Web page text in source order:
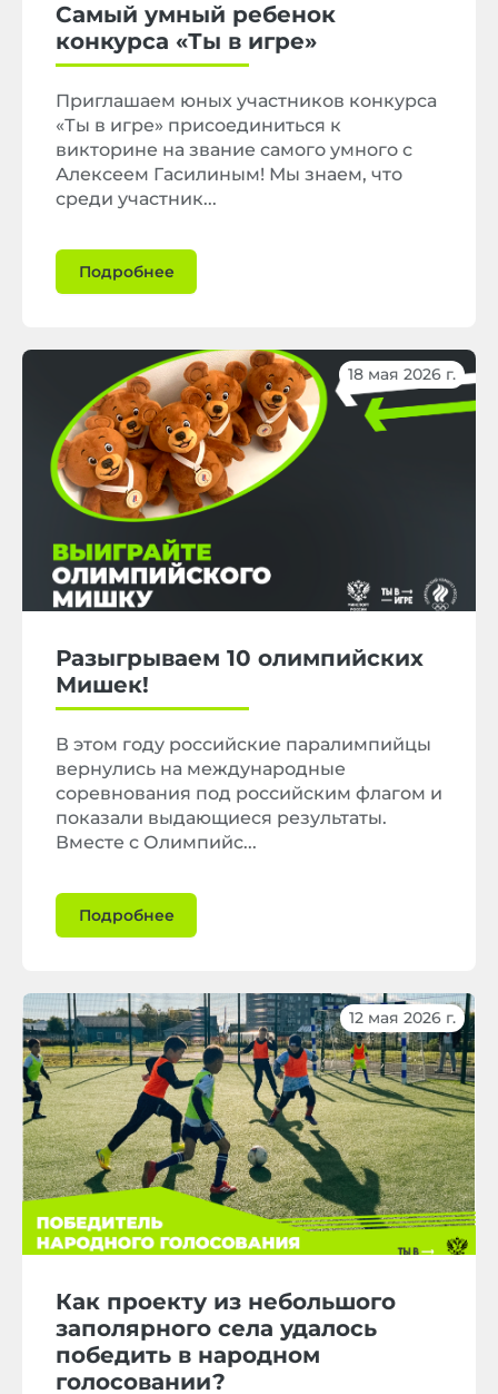
Самый умный ребенок
конкурса «Ты в игре»
Приглашаем юных участников конкурса
«Ты в игре» присоединиться к
викторине на звание самого умного с
Алексеем Гасилиным! Мы знаем, что
среди участник...
Подробнее
18 мая 2026 г.
Разыгрываем 10 олимпийских
Мишек!
В этом году российские паралимпийцы
вернулись на международные
соревнования под российским флагом и
показали выдающиеся результаты.
Вместе с Олимпийс...
Подробнее
12 мая 2026 г.
Как проекту из небольшого
заполярного села удалось
победить в народном
голосовании?